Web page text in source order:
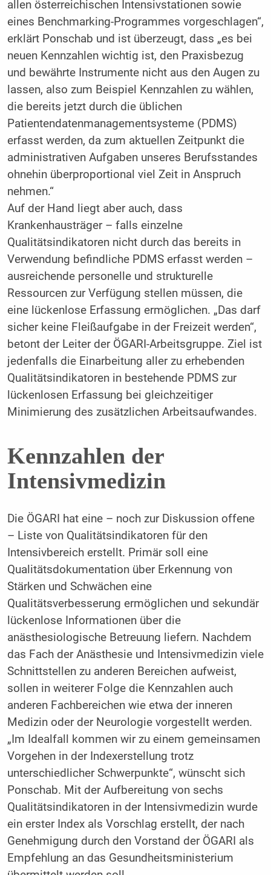
allen österreichischen Intensivstationen sowie
eines Benchmarking-Programmes vorgeschlagen“,
erklärt Ponschab und ist überzeugt, dass „es bei
neuen Kennzahlen wichtig ist, den Praxisbezug
und bewährte Instrumente nicht aus den Augen zu
lassen, also zum Beispiel Kennzahlen zu wählen,
die bereits jetzt durch die üblichen
Patientendatenmanagementsysteme (PDMS)
erfasst werden, da zum aktuellen Zeitpunkt die
administrativen Aufgaben unseres Berufsstandes
ohnehin überproportional viel Zeit in Anspruch
nehmen.“
Auf der Hand liegt aber auch, dass
Krankenhausträger – falls einzelne
Qualitätsindikatoren nicht durch das bereits in
Verwendung befindliche PDMS erfasst werden –
ausreichende personelle und strukturelle
Ressourcen zur Verfügung stellen müssen, die
eine lückenlose Erfassung ermöglichen. „Das darf
sicher keine Fleißaufgabe in der Freizeit werden“,
betont der Leiter der ÖGARI-Arbeitsgruppe. Ziel ist
jedenfalls die Einarbeitung aller zu erhebenden
Qualitätsindikatoren in bestehende PDMS zur
lückenlosen Erfassung bei gleichzeitiger
Minimierung des zusätzlichen Arbeitsaufwandes.
Kennzahlen der
Intensivmedizin
Die ÖGARI hat eine – noch zur Diskussion offene
– Liste von Qualitätsindikatoren für den
Intensivbereich erstellt. Primär soll eine
Qualitätsdokumentation über Erkennung von
Stärken und Schwächen eine
Qualitätsverbesserung ermöglichen und sekundär
lückenlose Informationen über die
anästhesiologische Betreuung liefern. Nachdem
das Fach der Anästhesie und Intensivmedizin viele
Schnittstellen zu anderen Bereichen aufweist,
sollen in weiterer Folge die Kennzahlen auch
anderen Fachbereichen wie etwa der inneren
Medizin oder der Neurologie vorgestellt werden.
„Im Idealfall kommen wir zu einem gemeinsamen
Vorgehen in der Indexerstellung trotz
unterschiedlicher Schwerpunkte“, wünscht sich
Ponschab. Mit der Aufbereitung von sechs
Qualitätsindikatoren in der Intensivmedizin wurde
ein erster Index als Vorschlag erstellt, der nach
Genehmigung durch den Vorstand der ÖGARI als
Empfehlung an das Gesundheitsministerium